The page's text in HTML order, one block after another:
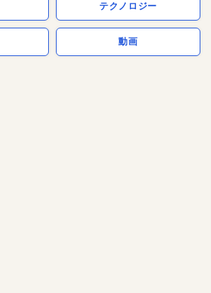
テクノロジー
動画